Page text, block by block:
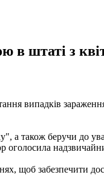
в штаті з
випадків
а також беручи до
оголосила
щоб забезпечити